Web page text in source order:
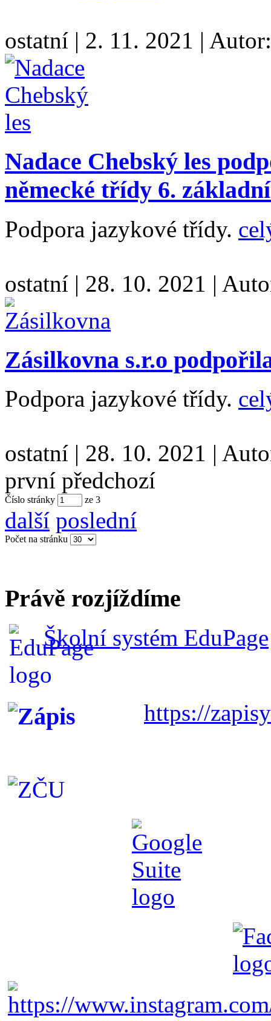
ostatní | 2. 11. 2021 |
Nadace Chebský les
německé třídy 6.
Podpora jazykové třídy.
ostatní | 28. 10. 2021 |
Zásilkovna s.r.o
Podpora jazykové třídy.
ostatní | 28. 10. 2021 |
první předchozí
Číslo stránky ze 3
další poslední
Počet na stránku
Právě rozjíždíme
Školní systém EduPage
https://